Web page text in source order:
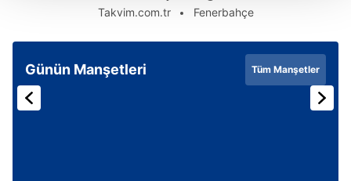
Her halükârda, kullanıcılar, bu çerezlere izin vermedikleri
Sizlere daha iyi bir hizmet sunabilmek için İnternet
Sitemizde kendimize ve üçüncü kişilere ait çerezler
Takvim.com.tr Fenerbahçe
Günün Manşetleri Tüm Manşetler